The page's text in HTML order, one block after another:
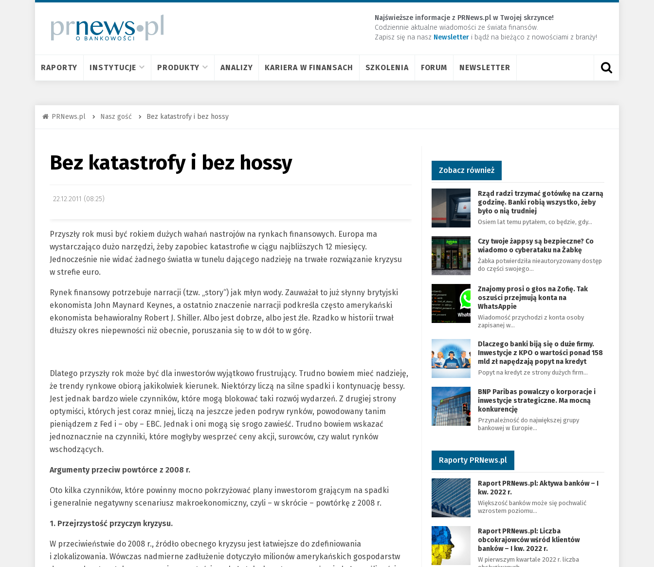
Najświeższe informacje z PRNews.pl w Twojej skrzynce!
Codziennie aktualne wiadomości ze świata finansów.
Zapisz się na nasz Newsletter ​i bądź na bieżąco z nowościami z branży!
RAPORTY INSTYTUCJE PRODUKTY ANALIZY KARIERA W FINANSACH SZKOLENIA FORUM NEWSLETTER
PRNews.pl Nasz gość Bez katastrofy i bez hossy
Bez katastrofy i bez hossy
22.12.2011 (08:25)
Przyszły rok musi być rokiem dużych wahań nastrojów na rynkach finansowych. Europa ma
wystarczająco dużo narzędzi, żeby zapobiec katastrofie w ciągu najbliższych 12 miesięcy.
Jednocześnie nie widać żadnego światła w tunelu dającego nadzieję na trwałe rozwiązanie kryzysu
w strefie euro.
Rynek finansowy potrzebuje narracji (tzw. „story“) jak młyn wody. Zauważał to już słynny brytyjski
ekonomista John Maynard Keynes, a ostatnio znaczenie narracji podkreśla często amerykański
ekonomista behawioralny Robert J. Shiller. Albo jest dobrze, albo jest źle. Rzadko w historii trwał
dłuższy okres niepewności niż obecnie, poruszania się to w dół to w górę.
Dlatego przyszły rok może być dla inwestorów wyjątkowo frustrujący. Trudno bowiem mieć nadzieję,
że trendy rynkowe obiorą jakikolwiek kierunek. Niektórzy liczą na silne spadki i kontynuację bessy.
Jest jednak bardzo wiele czynników, które mogą blokować taki rozwój wydarzeń. Z drugiej strony
optymiści, których jest coraz mniej, liczą na jeszcze jeden podryw rynków, powodowany tanim
pieniądzem z Fed i – oby – EBC. Jednak i oni mogą się srogo zawieść. Trudno bowiem wskazać
jednoznacznie na czynniki, które mogłyby wesprzeć ceny akcji, surowców, czy walut rynków
wschodzących.
Argumenty przeciw powtórce z 2008 r.
Oto kilka czynników, które powinny mocno pokrzyżować plany inwestorom grającym na spadki
i generalnie negatywny scenariusz makroekonomiczny, czyli – w skrócie – powtórkę z 2008 r.
1. Przejrzystość przyczyn kryzysu.
W przeciwieństwie do 2008 r., źródło obecnego kryzysu jest łatwiejsze do zdefiniowania
i zlokalizowania. Wówczas nadmierne zadłużenie dotyczyło milionów amerykańskich gospodarstw
Zobacz również
Rząd radzi trzymać gotówkę na czarną
godzinę. Banki robią wszystko, żeby
było o nią trudniej
Osiem lat temu pytałem, co będzie, gdy…
Czy twoje żappsy są bezpieczne? Co
wiadomo o cyberataku na Żabkę
Żabka potwierdziła nieautoryzowany dostęp
do części swojego…
Znajomy prosi o głos na Zofię. Tak
oszuści przejmują konta na
WhatsAppie
Wiadomość przychodzi z konta osoby
zapisanej w…
Dlaczego banki biją się o duże firmy.
Inwestycje z KPO o wartości ponad 158
mld zł napędzają popyt na kredyt
Popyt na kredyt ze strony dużych firm…
BNP Paribas powalczy o korporacje i
inwestycje strategiczne. Ma mocną
konkurencję
Przynależność do największej grupy
bankowej w Europie…
Raporty PRNews.pl
Raport PRNews.pl: Aktywa banków – I
kw. 2022 r.
Większość banków może się pochwalić
wzrostem poziomu…
Raport PRNews.pl: Liczba
obcokrajowców wśród klientów
banków – I kw. 2022 r.
W pierwszym kwartale 2022 r. liczba